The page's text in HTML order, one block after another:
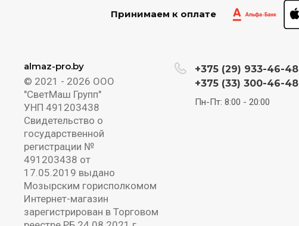
Принимаем к оплате
almaz-pro.by
© 2021 - 2026 ООО
"СветМаш Групп"
УНП 491203438
Свидетельство о
государственной
регистрации №
491203438 от
17.05.2019 выдано
Мозырским горисполкомом
Интернет-магазин
зарегистрирован в Торговом
+375 (29) 933-46-48
+375 (33) 300-46-48
Пн-Пт: 8:00 - 20:00